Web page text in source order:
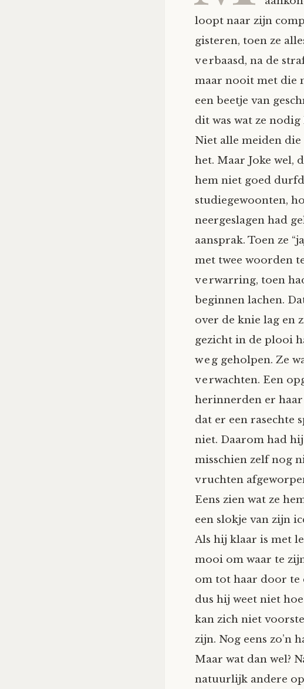
loopt naar zijn
gisteren, toen ze
verbaasd, na de
maar nooit met die
een beetje van
dit was wat ze nodig
Niet alle meiden
het. Maar Joke wel,
hem niet goed
studiegewoonten,
neergeslagen had
aansprak. Toen ze
met twee woorden
verwarring, toen
beginnen lachen.
over de knie lag en
gezicht in de plooi
weg geholpen. Ze
verwachten. Een
herinnerden er
dat er een rasechte
niet. Daarom had
misschien zelf nog
vruchten
Eens zien wat ze
een slokje van zijn
Als hij klaar is met
mooi om waar te
om tot haar door te
dus hij weet niet
kan zich niet
zijn. Nog eens zo’n
Maar wat dan wel?
natuurlijk andere